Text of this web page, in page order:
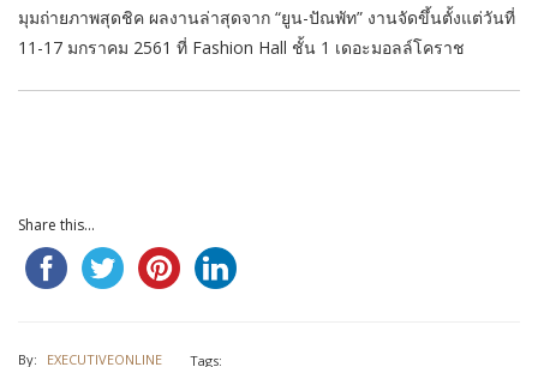
มุมถ่ายภาพสุดชิค ผลงานล่าสุดจาก “ยูน-ปัณพัท” งานจัดขึ้นตั้งแต่วันที่
11-17 มกราคม 2561 ที่ Fashion Hall ชั้น 1 เดอะมอลล์โคราช
Share this...
By: EXECUTIVEONLINE Tags: